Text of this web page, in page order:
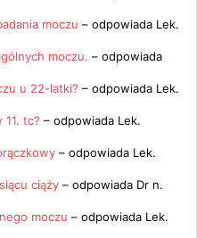
moczu – odpowiada Lek.
moczu. – odpowiada
u 22-latki? – odpowiada Lek.
tc? – odpowiada Lek.
– odpowiada Lek.
ciąży – odpowiada Dr n.
moczu – odpowiada Lek.